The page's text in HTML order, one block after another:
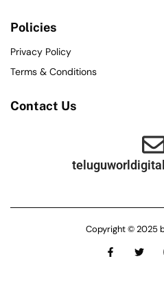
Policies
Privacy Policy
Terms & Conditions
Contact Us
Copyright © 2025